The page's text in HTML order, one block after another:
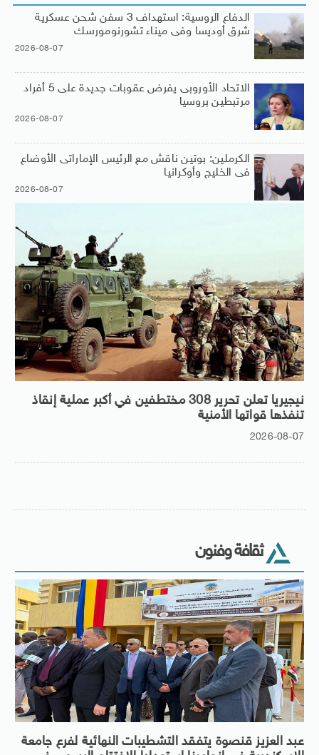
الدفاع الروسية: استهداف 3 سفن شحن عسكرية
شرق أوديسا وفى ميناء تشورنومورسك
2026-08-07
الاتحاد الأوروبى يفرض عقوبات جديدة على 5 أفراد
مرتبطين بروسيا
2026-08-07
الكرملين: بوتين ناقش مع الرئيس الإماراتى الأوضاع
فى الخليج وأوكرانيا
2026-08-07
نيجيريا تعلن تحرير 308 مختطفين في أكبر عملية إنقاذ
تنفذها قواتها الأمنية
2026-08-07
ثقافة وفنون
عبد العزيز قنصوة يتفقد التشطيبات النهائية لفرع جامعة